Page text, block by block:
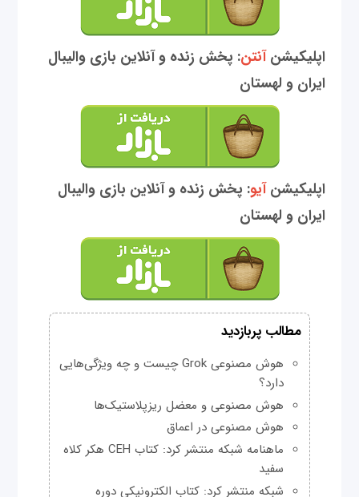
اپلیکیشنآنتن: پخش زنده و آنلاین بازی والیبال
ایران و لهستان
اپلیکیشنآیو: پخش زنده و آنلاین بازی والیبال
ایران و لهستان
مطالب پربازدید
هوش مصنوعی Grok چیست و چه ویژگی‌هایی
دارد؟
هوش مصنوعی و معضل ریزپلاستیک‌ها
هوش مصنوعی در اعماق
ماهنامه شبکه منتشر کرد: کتاب CEH هکر کلاه
سفید
شبکه منتشر کرد: کتاب الکترونیکی دوره